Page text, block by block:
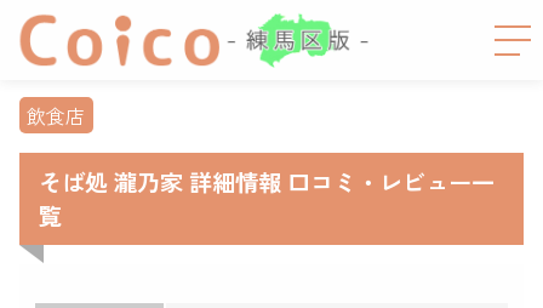
飲食店
そば処 瀧乃家 詳細情報 口コミ・レビュー一
覧